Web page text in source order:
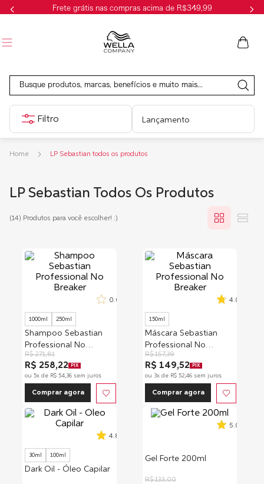
Frete grátis nas compras acima de R$349,99
Busque produtos, marcas, benefícios e muito mais...
Lançamento
LP Sebastian todos os produtos
LP Sebastian Todos Os Produtos
(14) Produtos para você escolher! :)
0.0
1000ml 250ml
Shampoo Sebastian
Professional No
Breaker
R$ 271,81
R$ 258,22 PIX
ou 5x de R$ 54,36 sem juros
Comprar agora
4.0
150ml
Máscara Sebastian
Professional No
Breaker
R$ 157,39
R$ 149,52 PIX
ou 3x de R$ 52,46 sem juros
Comprar agora
4.8
30ml 100ml
Dark Oil - Óleo Capilar
5.0
Gel Forte 200ml
R$ 133,00